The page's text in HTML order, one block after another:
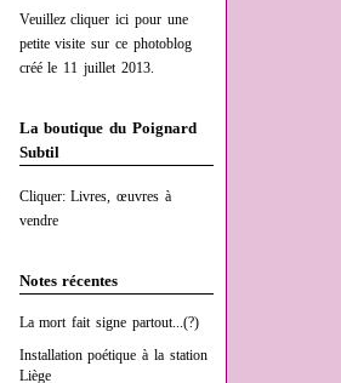
Veuillez cliquer ici pour une
petite visite sur ce photoblog
créé le 11 juillet 2013.
La boutique du Poignard
Subtil
Cliquer: Livres, œuvres à
vendre
Notes récentes
La mort fait signe partout...(?)
Installation poétique à la station
Liège